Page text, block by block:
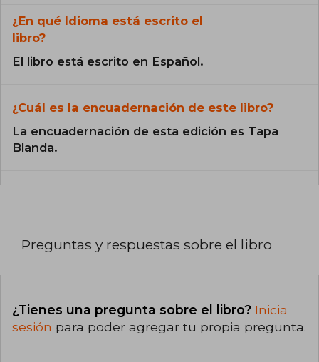
¿En qué Idioma está escrito el
libro?
El libro está escrito en Español.
¿Cuál es la encuadernación de este libro?
La encuadernación de esta edición es Tapa
Blanda.
Preguntas y respuestas sobre el libro
¿Tienes una pregunta sobre el libro? Inicia
sesión para poder agregar tu propia pregunta.